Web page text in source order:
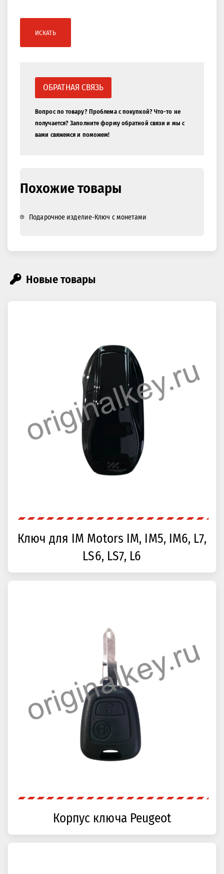
ИСКАТЬ
ОБРАТНАЯ СВЯЗЬ
Вопрос по товару? Проблема с покупкой? Что-то не
получается? Заполните форму обратной связи и мы с
вами свяжемся и поможем!
Похожие товары
Подарочное изделие-Ключ c монетами
Новые товары
Ключ для IM Motors IM, IM5, IM6, L7,
LS6, LS7, L6
Корпус ключа Peugeot